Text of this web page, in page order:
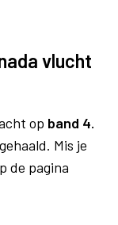
vlucht
op band 4.
Mis je
de pagina